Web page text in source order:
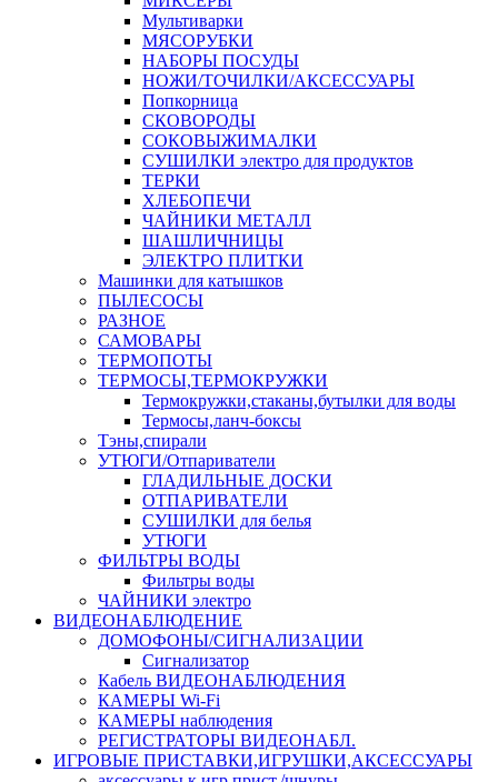
Мультиварки
МЯСОРУБКИ
НАБОРЫ ПОСУДЫ
НОЖИ/ТОЧИЛКИ/АКСЕССУАРЫ
Попкорница
СКОВОРОДЫ
СОКОВЫЖИМАЛКИ
СУШИЛКИ электро для продуктов
ТЕРКИ
ХЛЕБОПЕЧИ
ЧАЙНИКИ МЕТАЛЛ
ШАШЛИЧНИЦЫ
ЭЛЕКТРО ПЛИТКИ
Машинки для катышков
ПЫЛЕСОСЫ
РАЗНОЕ
САМОВАРЫ
ТЕРМОПОТЫ
ТЕРМОСЫ,ТЕРМОКРУЖКИ
Термокружки,стаканы,бутылки для воды
Термосы,ланч-боксы
Тэны,спирали
УТЮГИ/Отпариватели
ГЛАДИЛЬНЫЕ ДОСКИ
ОТПАРИВАТЕЛИ
СУШИЛКИ для белья
УТЮГИ
ФИЛЬТРЫ ВОДЫ
Фильтры воды
ЧАЙНИКИ электро
ВИДЕОНАБЛЮДЕНИЕ
ДОМОФОНЫ/СИГНАЛИЗАЦИИ
Сигнализатор
Кабель ВИДЕОНАБЛЮДЕНИЯ
КАМЕРЫ Wi-Fi
КАМЕРЫ наблюдения
РЕГИСТРАТОРЫ ВИДЕОНАБЛ.
ИГРОВЫЕ ПРИСТАВКИ,ИГРУШКИ,АКСЕССУАРЫ